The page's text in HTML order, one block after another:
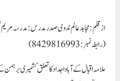
از قلم : مجاہد عالم ندوی صدر مدرس : مدرسہ مریم
(رابطہ نمبر : 8429816993)
علامہ اقبال کے آبا و اجداد کا تعلق کشمیری